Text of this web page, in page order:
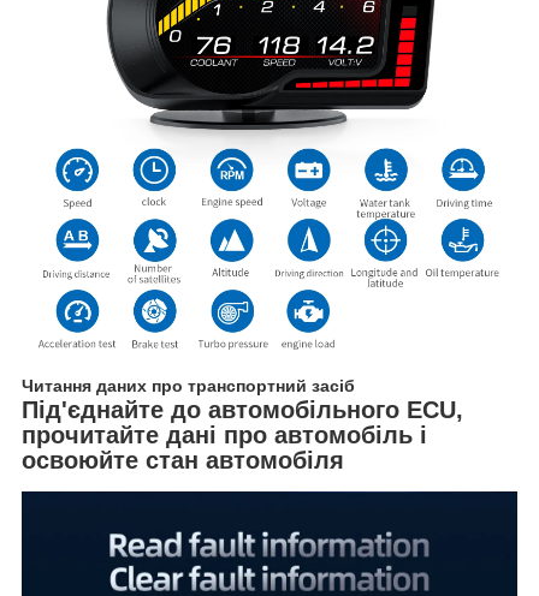
Читання даних про транспортний засіб
Під'єднайте до автомобільного ECU,
прочитайте дані про автомобіль і
освоюйте стан автомобіля